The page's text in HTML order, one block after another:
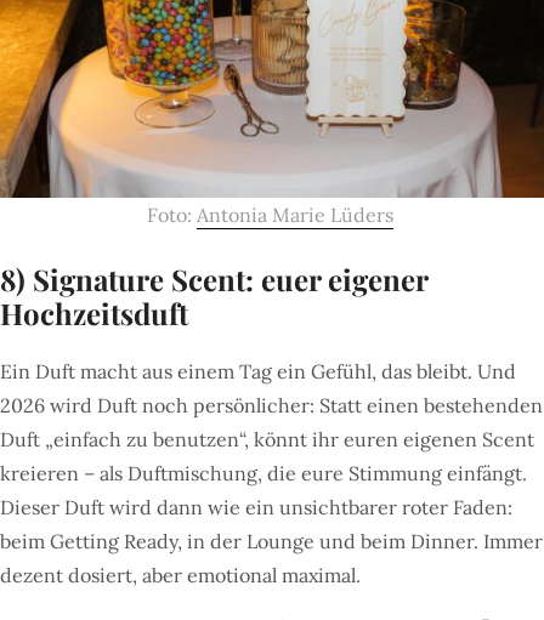
Foto: Antonia Marie Lüders
8) Signature Scent: euer eigener
Hochzeitsduft
Ein Duft macht aus einem Tag ein Gefühl, das bleibt. Und
2026 wird Duft noch persönlicher: Statt einen bestehenden
Duft „einfach zu benutzen“, könnt ihr euren eigenen Scent
kreieren – als Duftmischung, die eure Stimmung einfängt.
Dieser Duft wird dann wie ein unsichtbarer roter Faden:
beim Getting Ready, in der Lounge und beim Dinner. Immer
dezent dosiert, aber emotional maximal.